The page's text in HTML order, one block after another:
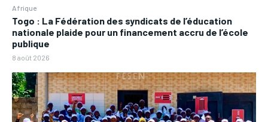
Afrique
Togo : La Fédération des syndicats de l’éducation
nationale plaide pour un financement accru de l’école
publique
8 août 2026